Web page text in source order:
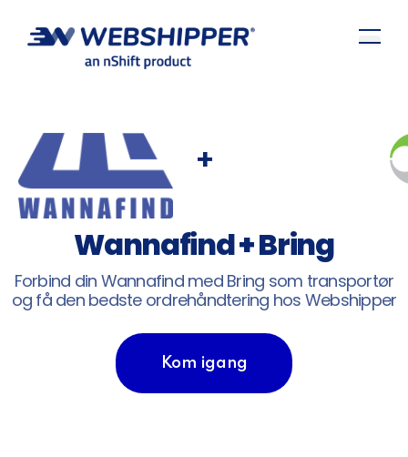
+
Wannafind + Bring
Forbind din Wannafind med Bring som transportør
og få den bedste ordrehåndtering hos Webshipper
Kom igang